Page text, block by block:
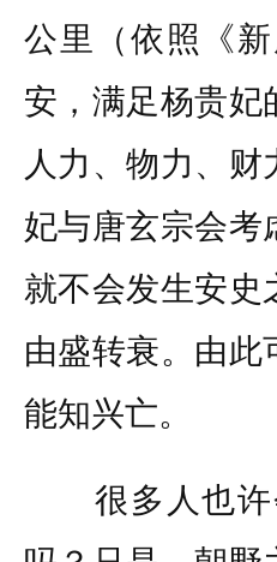
公里（依照《
安，满足杨贵妃
人力、物力、
妃与唐玄宗会考
就不会发生安史
由盛转衰。由此
能知兴亡。
很多人也许